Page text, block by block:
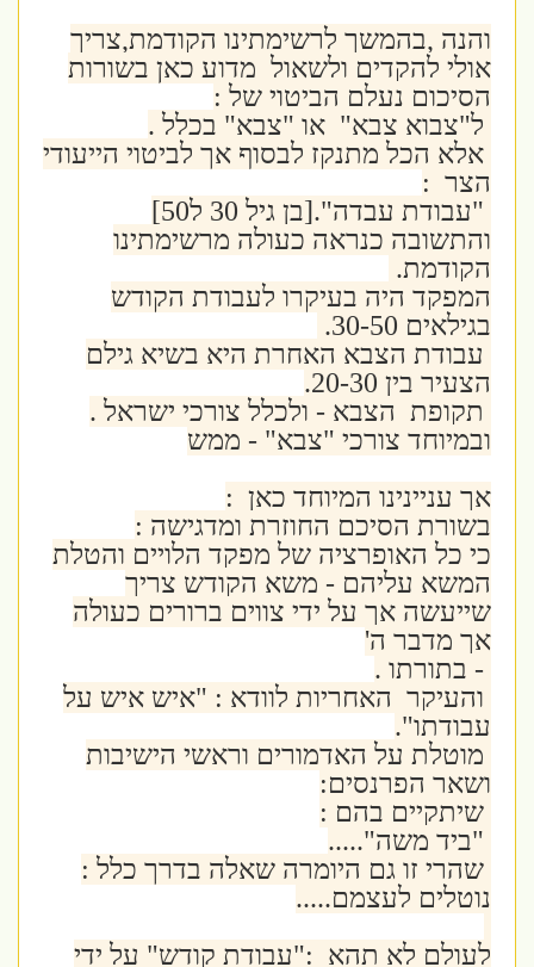
והנה ,בהמשך לרשימתינו הקודמת,צריך
אולי להקדים ולשאול מדוע כאן בשורות
הסיכום נעלם הביטוי של :
ל"צבוא צבא" או "צבא" בכלל .
אלא הכל מתנקז לבסוף אך לביטוי הייעודי
הצר :
"עבודת עבדה".[בן גיל 30 ל50]
והתשובה כנראה כעולה מרשימתינו
הקודמת.
המפקד היה בעיקרו לעבודת הקודש
בגילאים 30-50.
עבודת הצבא האחרת היא בשיא גילם
הצעיר בין 20-30.
תקופת הצבא - ולכלל צורכי ישראל .
ובמיוחד צורכי "צבא" - ממש
אך עניינינו המיוחד כאן :
בשורת הסיכם החוזרת ומדגישה :
כי כל האופרציה של מפקד הלויים והטלת
המשא עליהם - משא הקודש צריך
שייעשה אך על ידי צווים ברורים כעולה
אך מדבר ה'
- בתורתו .
והעיקר האחריות לוודא : "איש איש על
עבודתו".
מוטלת על האדמורים וראשי הישיבות
ושאר הפרנסים:
שיתקיים בהם :
"ביד משה".....
שהרי זו גם היומרה שאלה בדרך כלל :
נוטלים לעצמם.....
לעולם לא תהא :"עבודת קודש" על ידי